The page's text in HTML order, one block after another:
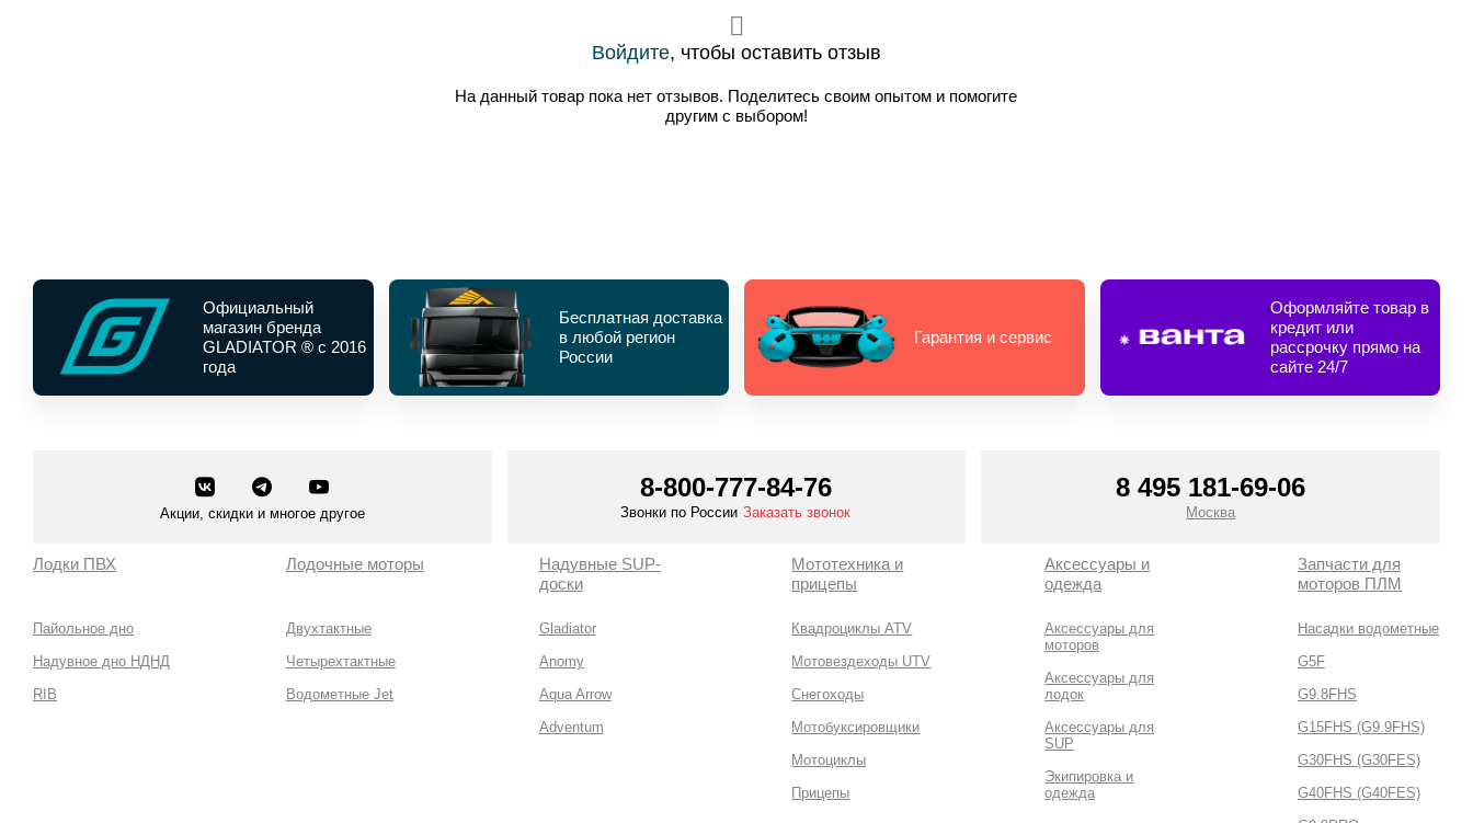
Войдите, чтобы оставить отзыв
На данный товар пока нет отзывов. Поделитесь своим опытом и помогите
другим с выбором!
Официальный
магазин бренда
GLADIATOR ® с 2016
года
Бесплатная доставка
в любой регион
России
Гарантия и сервис
Оформляйте товар в
кредит или
рассрочку прямо на
сайте 24/7
Акции, скидки и многое другое
8-800-777-84-76
Звонки по России Заказать звонок
8 495 181-69-06
Москва
Лодки ПВХ
Пайольное дно
Надувное дно НДНД
RIB
Лодочные моторы
Двухтактные
Четырехтактные
Водометные Jet
Надувные SUP-
доски
Gladiator
Anomy
Aqua Arrow
Adventum
Мототехника и
прицепы
Квадроциклы ATV
Мотовездеходы UTV
Снегоходы
Мотобуксировщики
Мотоциклы
Прицепы
Аксессуары и
одежда
Аксессуары для
моторов
Аксессуары для
лодок
Аксессуары для
SUP
Экипировка и
одежда
Запчасти для
моторов ПЛМ
Насадки водометные
G5F
G9.8FHS
G15FHS (G9.9FHS)
G30FHS (G30FES)
G40FHS (G40FES)